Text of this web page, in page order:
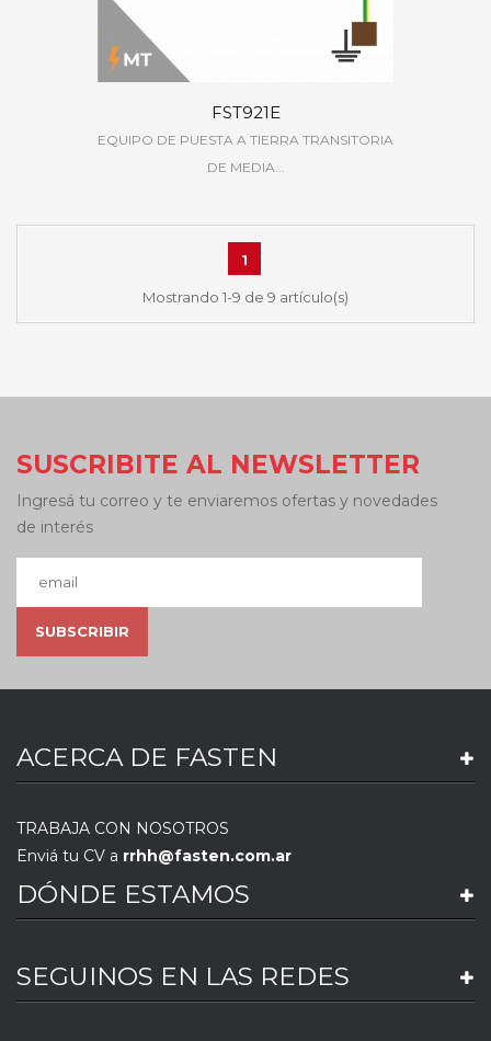
FST921E
EQUIPO DE PUESTA A TIERRA TRANSITORIA
DE MEDIA...
1
Mostrando 1-9 de 9 artículo(s)
SUSCRIBITE AL NEWSLETTER
Ingresá tu correo y te enviaremos ofertas y novedades
de interés
ACERCA DE FASTEN
TRABAJA CON NOSOTROS
Enviá tu CV a rrhh@fasten.com.ar
DÓNDE ESTAMOS
SEGUINOS EN LAS REDES